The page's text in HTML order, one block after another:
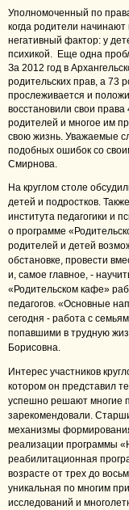
Уполномоченный по
когда родители
негативный фактор: у
психикой. Еще одна
За 2012 год в
родительских прав, а 73
прослеживается и
восстановили свои
родителей и многое им
свою жизнь. Уважаемые
подобных ошибок со
Смирнова.
На круглом столе
детей и подростков.
института педагогики и
о программе
родителей и детей
обстановке, провести
и, самое главное, -
«Родительском кафе»
педагогов. «Основные
сегодня - работа с
попавшими в трудную
Борисовна.
Интерес участников
котором он представил
успешно решают многие
зарекомендовали.
механизмы
реализации программы
реабилитационная
возрасте от трех до
уникальная по многим
исследований и